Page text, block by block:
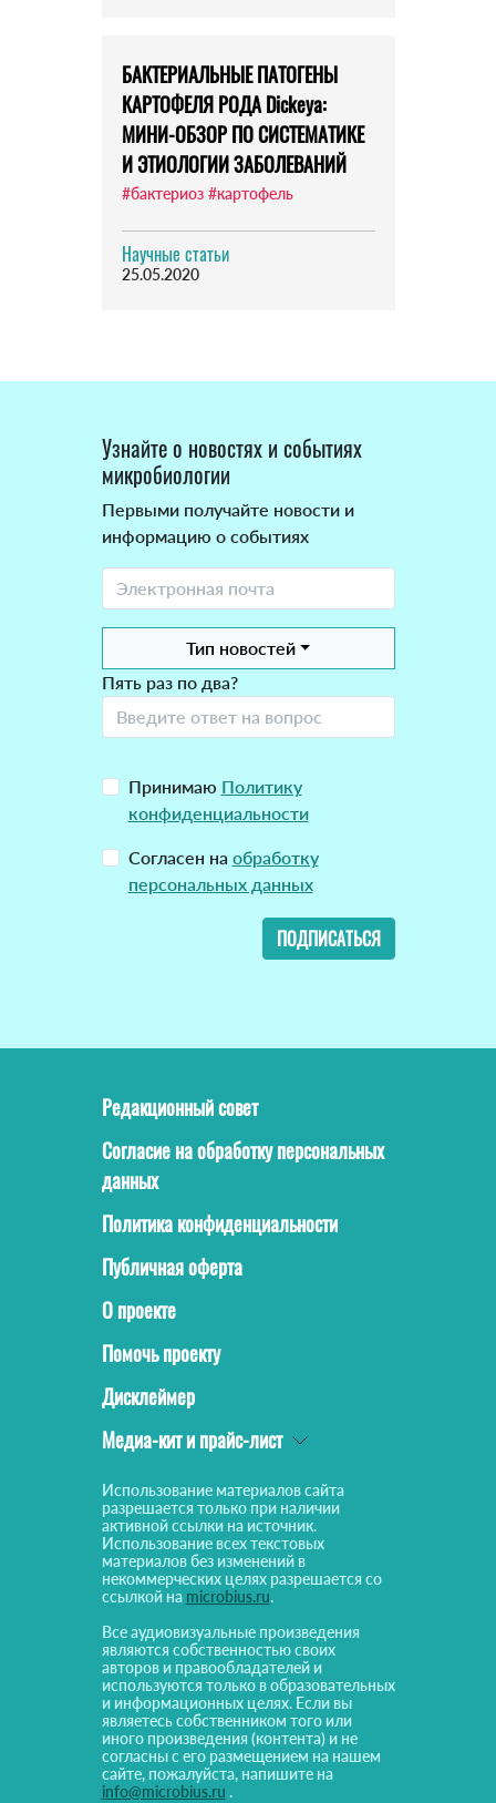
БАКТЕРИАЛЬНЫЕ ПАТОГЕНЫ
КАРТОФЕЛЯ РОДА Dickeya:
МИНИ-ОБЗОР ПО СИСТЕМАТИКЕ
И ЭТИОЛОГИИ ЗАБОЛЕВАНИЙ
#бактериоз #картофель
Научные статьи
25.05.2020
Узнайте о новостях и событиях
микробиологии
Первыми получайте новости и
информацию о событиях
Тип новостей
Пять раз по два?
Принимаю Политику
конфиденциальности
Согласен на обработку
персональных данных
ПОДПИСАТЬСЯ
Редакционный совет
Согласие на обработку персональных
данных
Политика конфиденциальности
Публичная оферта
О проекте
Помочь проекту
Дисклеймер
Медиа-кит и прайс-лист
Использование материалов сайта
разрешается только при наличии
активной ссылки на источник.
Использование всех текстовых
материалов без изменений в
некоммерческих целях разрешается со
ссылкой на microbius.ru.
Все аудиовизуальные произведения
являются собственностью своих
авторов и правообладателей и
используются только в образовательных
и информационных целях. Если вы
являетесь собственником того или
иного произведения (контента) и не
согласны с его размещением на нашем
сайте, пожалуйста, напишите на
info@microbius.ru .